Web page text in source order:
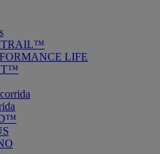
LIFE